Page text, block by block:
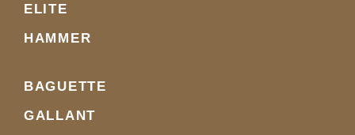
ELITE
HAMMER
BAGUETTE
GALLANT